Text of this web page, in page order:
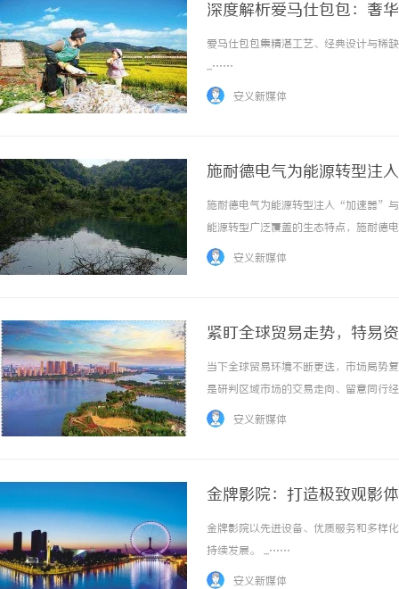
深度解析爱马仕包包：奢
爱马仕包包集精湛工艺、经典设计与稀
...……
安义新媒体
施耐德电气为能源转型
施耐德电气为能源转型注入“加速器”
能源转型广泛覆盖的生态特点，施耐德
赢计划”，为中小企业的数智化创新搭
安义新媒体
紧盯全球贸易走势，特易
当下全球贸易环境不断更迭，市场局势
是研判区域市场的交易走向、留意同行
用，数据更新的快慢也会直接影响企业
安义新媒体
金牌影院：打造极致观影
金牌影院以先进设备、优质服务和多样
持续发展。 ...……
安义新媒体